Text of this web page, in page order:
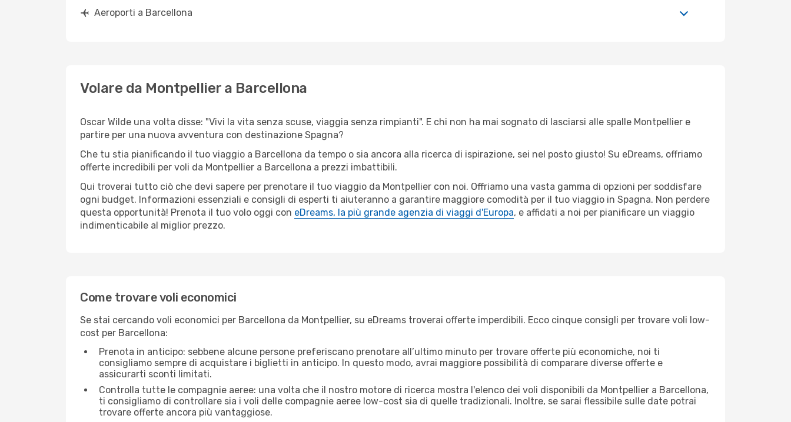
Aeroporti a Barcellona
Volare da Montpellier a Barcellona
Oscar Wilde una volta disse: "Vivi la vita senza scuse, viaggia senza rimpianti". E chi non ha mai sognato di lasciarsi alle spalle Montpellier e
partire per una nuova avventura con destinazione Spagna?
Che tu stia pianificando il tuo viaggio a Barcellona da tempo o sia ancora alla ricerca di ispirazione, sei nel posto giusto! Su eDreams, offriamo
offerte incredibili per voli da Montpellier a Barcellona a prezzi imbattibili.
Qui troverai tutto ciò che devi sapere per prenotare il tuo viaggio da Montpellier con noi. Offriamo una vasta gamma di opzioni per soddisfare
ogni budget. Informazioni essenziali e consigli di esperti ti aiuteranno a garantire maggiore comodità per il tuo viaggio in Spagna. Non perdere
questa opportunità! Prenota il tuo volo oggi con eDreams, la più grande agenzia di viaggi d'Europa, e affidati a noi per pianificare un viaggio
indimenticabile al miglior prezzo.
Come trovare voli economici
Se stai cercando voli economici per Barcellona da Montpellier, su eDreams troverai offerte imperdibili. Ecco cinque consigli per trovare voli low-
cost per Barcellona:
Prenota in anticipo: sebbene alcune persone preferiscano prenotare all’ultimo minuto per trovare offerte più economiche, noi ti
consigliamo sempre di acquistare i biglietti in anticipo. In questo modo, avrai maggiore possibilità di comparare diverse offerte e
assicurarti sconti limitati.
Controlla tutte le compagnie aeree: una volta che il nostro motore di ricerca mostra l'elenco dei voli disponibili da Montpellier a Barcellona,
ti consigliamo di controllare sia i voli delle compagnie aeree low-cost sia di quelle tradizionali. Inoltre, se sarai flessibile sulle date potrai
trovare offerte ancora più vantaggiose.